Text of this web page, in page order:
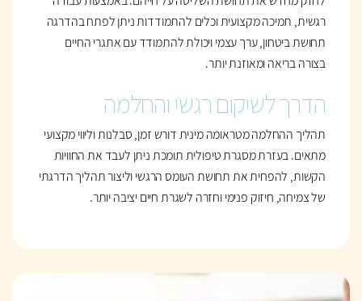
רגשית, תמיכה מקצועית וכלים להתמודדות ניתן לפתח בהדרגה
תחושת ביטחון, ערך עצמי ויכולת להתמודד עם אתגרי החיים
בצורה בריאה ומאוזנת יותר.
הדרך לשיקום רגשי והחלמה
תהליך ההחלמה מטראומה מינית דורש זמן, סבלנות וליווי מקצועי
מתאים. בעזרת מסגרת טיפולית תומכת ניתן לעבד את החוויות
הקשות, להפחית את תחושת העומס הרגשי וליצור תהליך הדרגתי
של צמיחה, חיזוק פנימי וחזרה לשגרת חיים יציבה יותר.